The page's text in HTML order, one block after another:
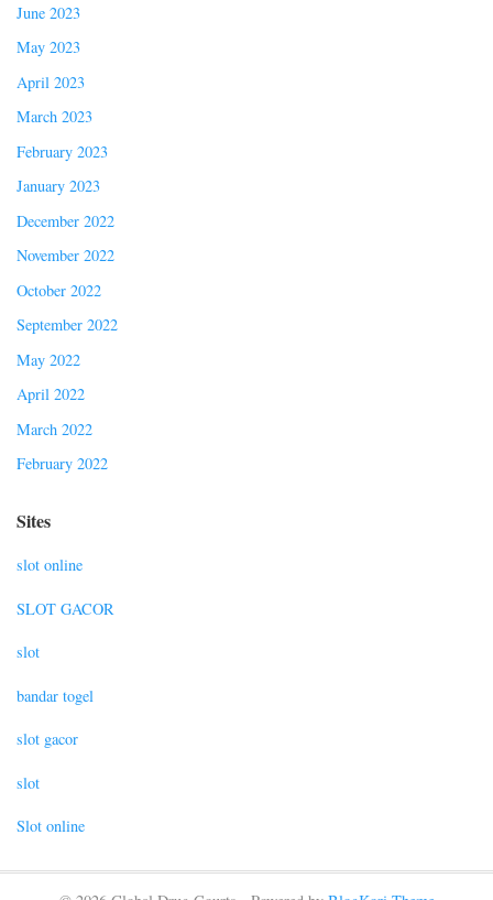
June 2023
May 2023
April 2023
March 2023
February 2023
January 2023
December 2022
November 2022
October 2022
September 2022
May 2022
April 2022
March 2022
February 2022
Sites
slot online
SLOT GACOR
slot
bandar togel
slot gacor
slot
Slot online